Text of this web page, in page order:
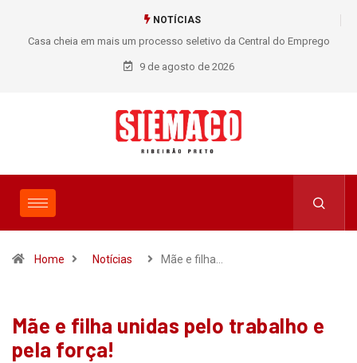
NOTÍCIAS
Casa cheia em mais um processo seletivo da Central do Emprego
SIEMACO!
9 de agosto de 2026
Home Notícias Mãe e filha…
Mãe e filha unidas pelo trabalho e
pela força!